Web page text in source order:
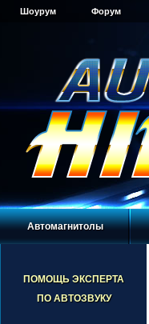
Шоурум Форум
Автомагнитолы
ПОМОЩЬ ЭКСПЕРТА
ПО АВТОЗВУКУ